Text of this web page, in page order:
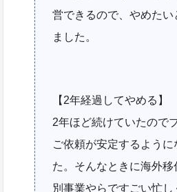
営できるので、やめたい
ました。
【2年経過してやめる】
2年ほど続けていたので
ご依頼が安定するように
た。そんなときに海外移
別事業やらですごい忙